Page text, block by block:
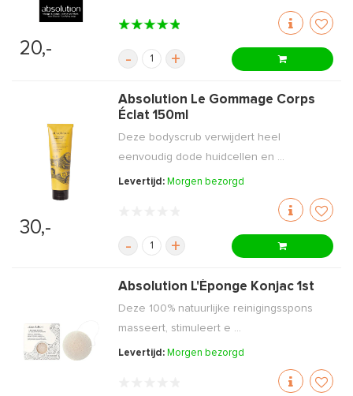
20,-
- +
30,-
Absolution Le Gommage Corps
Éclat 150ml
Deze bodyscrub verwijdert heel
eenvoudig dode huidcellen en ...
Levertijd: Morgen bezorgd
- +
Absolution L'Éponge Konjac 1st
Deze 100% natuurlijke reinigingsspons
masseert, stimuleert e ...
Levertijd: Morgen bezorgd